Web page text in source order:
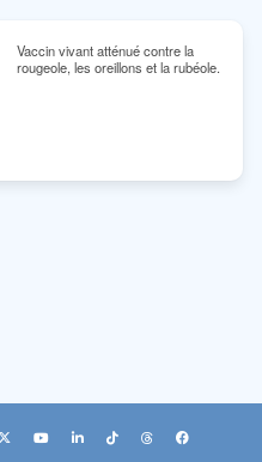
Vaccin vivant atténué contre la
rougeole, les oreillons et la rubéole.